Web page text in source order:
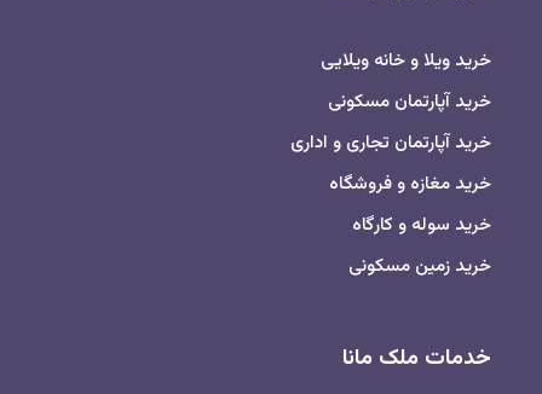
خرید ویلا و خانه ویلایی
خرید آپارتمان مسکونی
خرید آپارتمان تجاری و اداری
خرید مغازه و فروشگاه
خرید سوله و کارگاه
خرید زمین مسکونی
خدمات ملک مانا